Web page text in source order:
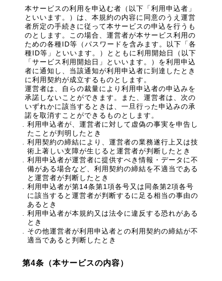
本サービスの利用を申込む者（以下「利用申込者」
といいます。）は、本規約の内容に同意のうえ運営
者所定の手続きに従って本サービスの申込を行うも
のとします。この場合、運営者が本サービス利用の
ための各種ID等（パスワードを含みます。以下「各
種ID等」といいます。）とともに利用開始日（以下
「サービス利用開始日」といいます。）を利用申込
者に通知し、当該通知が利用申込者に到達したとき
に利用契約が成立するものとします。
運営者は、自らの裁量により利用申込者の申込みを
承諾しないことができます。また、運営者は、次の
いずれかに該当するときは、一旦行った申込みの承
諾を取消すことができるものとします。
利用申込者が、運営者に対して虚偽の事実を申告し
たことが判明したとき
利用契約の締結により、運営者の業務遂行上又は技
術上著しい支障が生じると運営者が判断したとき
利用申込者が運営者に提供すべき情報・データに不
備がある場合など、利用契約の締結を不適当である
と運営者が判断したとき
利用申込者が第14条第1項各号又は同条第2項各号
に該当すると運営者が判断するに足る相当の事由の
あるとき
利用申込者が本規約又は法令に違反する恐れがある
とき
その他運営者が利用申込者との利用契約の締結が不
適当であると判断したとき
第4条（本サービスの内容）